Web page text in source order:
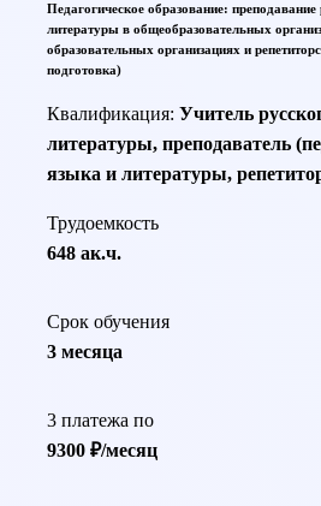
Педагогическое образование:
литературы в общеобразовательных
образовательных организациях и
подготовка)
Квалификация: Учитель
литературы, преподаватель
языка и литературы,
Трудоемкость
648 ак.ч.
Срок обучения
3 месяца
3 платежа по
9300 ₽/месяц